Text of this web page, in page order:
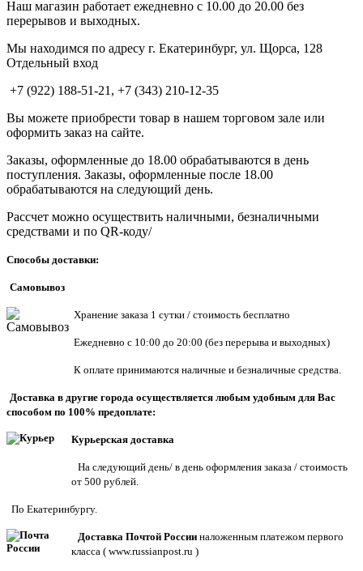
Наш магазин работает ежедневно с 10.00 до 20.00 без
перерывов и выходных.
Мы находимся по адресу г. Екатеринбург, ул. Щорса, 128
Отдельный вход
+7 (922) 188-51-21, +7 (343) 210-12-35
Вы можете приобрести товар в нашем торговом зале или
оформить заказ на сайте.
Заказы, оформленные до 18.00 обрабатываются в день
поступления. Заказы, оформленные после 18.00
обрабатываются на следующий день.
Рассчет можно осуществить наличными, безналичными
средствами и по QR-коду/
Способы доставки:
Самовывоз
Хранение заказа 1 сутки / стоимость бесплатно
Ежедневно с 10:00 до 20:00 (без перерыва и выходных)
К оплате принимаются наличные и безналичные средства.
Доставка в другие города осуществляется любым удобным для Вас
способом по 100% предоплате:
Курьерская доставка
На следующий день/ в день оформления заказа / стоимость
от 500 рублей.
По Екатеринбургу.
Доставка Почтой России наложенным платежом первого
класса ( www.russianpost.ru )